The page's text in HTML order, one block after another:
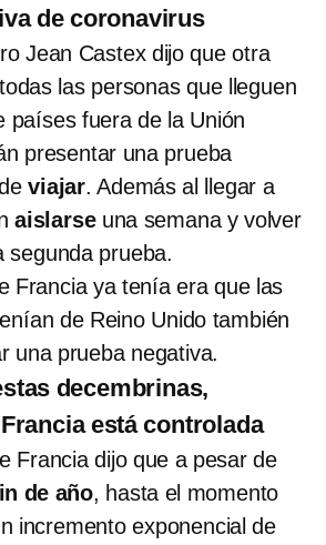
de coronavirus
Jean Castex dijo que otra
las personas que lleguen
países fuera de la Unión
presentar una prueba
viajar. Además al llegar a
aislarseuna semana y volver
segunda prueba.
Francia ya tenía era que las
de Reino Unido también
una prueba negativa.
decembrinas,
está controlada
Francia dijo que a pesar de
de año, hasta el momento
incremento exponencial de